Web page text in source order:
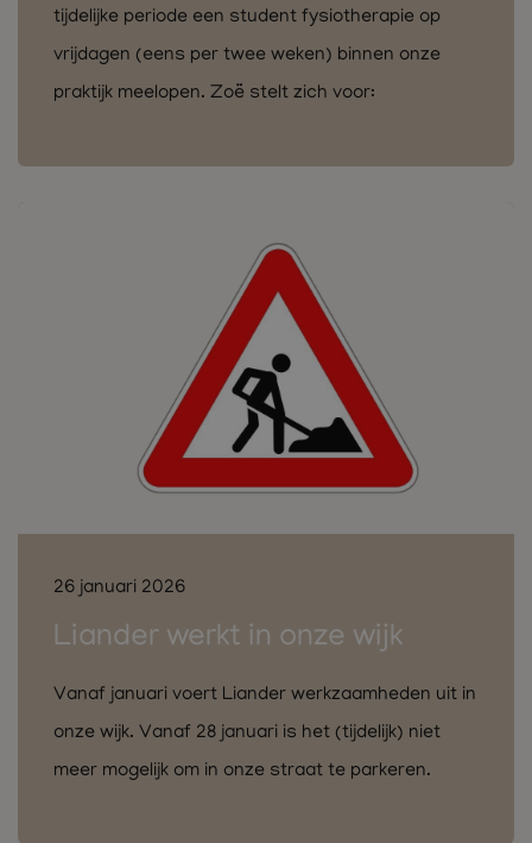
tijdelijke periode een student fysiotherapie op
vrijdagen (eens per twee weken) binnen onze
praktijk meelopen. Zoë stelt zich voor:
Liander werkt in onze wijk
26 januari 2026
Vanaf januari voert Liander werkzaamheden uit in
onze wijk. Vanaf 28 januari is het (tijdelijk) niet
meer mogelijk om in onze straat te parkeren.